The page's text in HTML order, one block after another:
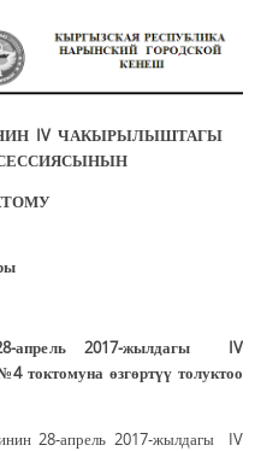
IV ЧАКЫРЫЛЫШТАГЫ
жыл
апрель 2017-жылдагы IV
өзгөртүү толуктоо
апрель 2017-жылдагы IV